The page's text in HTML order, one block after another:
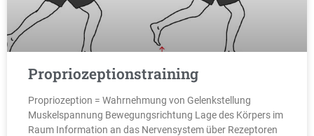
Propriozeptionstraining
Propriozeption = Wahrnehmung von Gelenkstellung
Muskelspannung Bewegungsrichtung Lage des Körpers im
Raum Information an das Nervensystem über Rezeptoren